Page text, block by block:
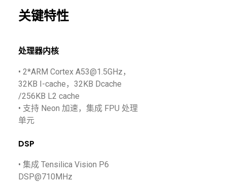
关键特性
处理器内核
• 2*ARM Cortex A53@1.5GHz，
32KB I-cache，32KB Dcache
/256KB L2 cache
• 支持 Neon 加速，集成 FPU 处理
单元
DSP
• 集成 Tensilica Vision P6
DSP@710MHz